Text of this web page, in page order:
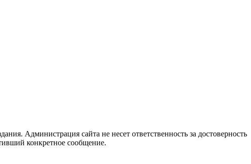
Администрация сайта не несет ответственность за достоверность
конкретное сообщение.